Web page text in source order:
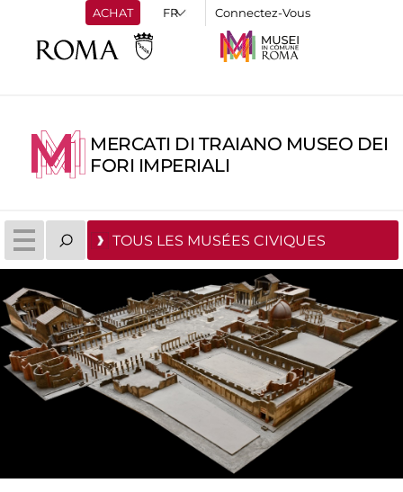
ACHAT Connectez-Vous
MERCATI DI TRAIANO MUSEO DEI
FORI IMPERIALI
TOUS LES MUSÉES CIVIQUES